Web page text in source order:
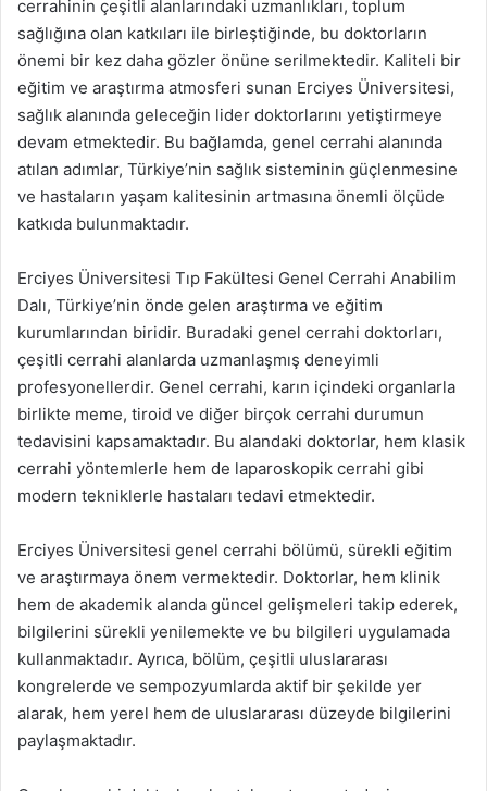
cerrahinin çeşitli alanlarındaki uzmanlıkları, toplum
sağlığına olan katkıları ile birleştiğinde, bu doktorların
önemi bir kez daha gözler önüne serilmektedir. Kaliteli bir
eğitim ve araştırma atmosferi sunan Erciyes Üniversitesi,
sağlık alanında geleceğin lider doktorlarını yetiştirmeye
devam etmektedir. Bu bağlamda, genel cerrahi alanında
atılan adımlar, Türkiye’nin sağlık sisteminin güçlenmesine
ve hastaların yaşam kalitesinin artmasına önemli ölçüde
katkıda bulunmaktadır.
Erciyes Üniversitesi Tıp Fakültesi Genel Cerrahi Anabilim
Dalı, Türkiye’nin önde gelen araştırma ve eğitim
kurumlarından biridir. Buradaki genel cerrahi doktorları,
çeşitli cerrahi alanlarda uzmanlaşmış deneyimli
profesyonellerdir. Genel cerrahi, karın içindeki organlarla
birlikte meme, tiroid ve diğer birçok cerrahi durumun
tedavisini kapsamaktadır. Bu alandaki doktorlar, hem klasik
cerrahi yöntemlerle hem de laparoskopik cerrahi gibi
modern tekniklerle hastaları tedavi etmektedir.
Erciyes Üniversitesi genel cerrahi bölümü, sürekli eğitim
ve araştırmaya önem vermektedir. Doktorlar, hem klinik
hem de akademik alanda güncel gelişmeleri takip ederek,
bilgilerini sürekli yenilemekte ve bu bilgileri uygulamada
kullanmaktadır. Ayrıca, bölüm, çeşitli uluslararası
kongrelerde ve sempozyumlarda aktif bir şekilde yer
alarak, hem yerel hem de uluslararası düzeyde bilgilerini
paylaşmaktadır.